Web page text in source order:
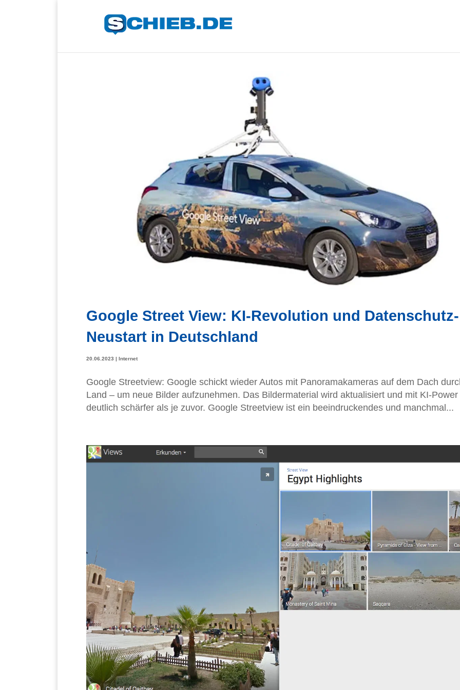
Google Street View: KI-Revolution und Datenschutz-
Neustart in Deutschland
20.06.2023 | Internet
Google Streetview: Google schickt wieder Autos mit Panoramakameras auf dem Dach
Land – um neue Bilder aufzunehmen. Das Bildermaterial wird aktualisiert und mit KI-Power
deutlich schärfer als je zuvor. Google Streetview ist ein beeindruckendes und manchmal...